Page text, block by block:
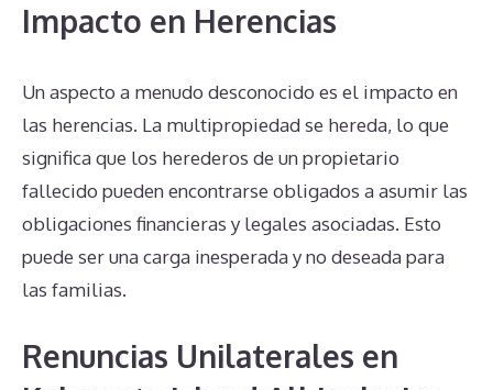
Impacto en Herencias
Un aspecto a menudo desconocido es el impacto en
las herencias. La multipropiedad se hereda, lo que
significa que los herederos de un propietario
fallecido pueden encontrarse obligados a asumir las
obligaciones financieras y legales asociadas. Esto
puede ser una carga inesperada y no deseada para
las familias.
Renuncias Unilaterales en